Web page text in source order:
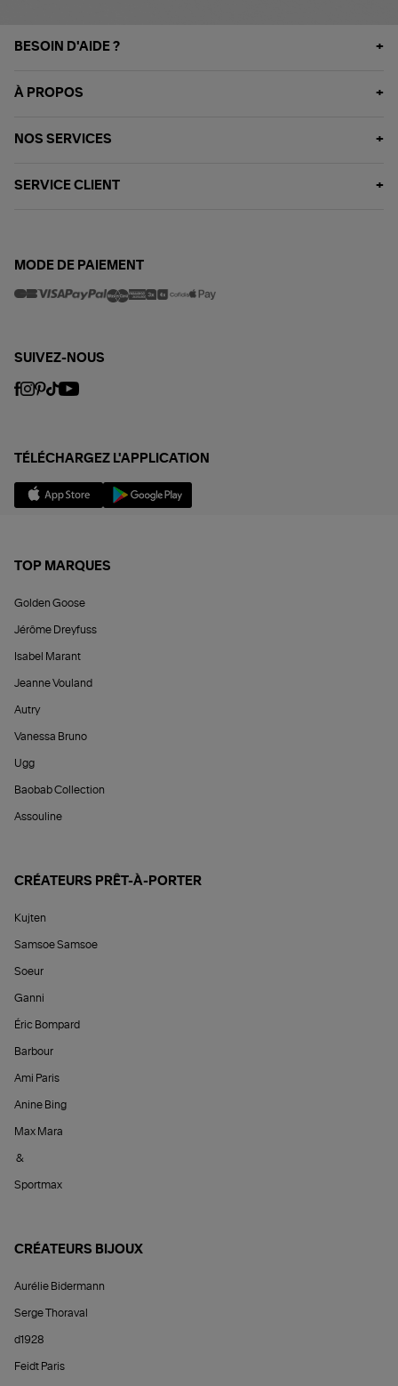
BESOIN D'AIDE ?
À PROPOS
NOS SERVICES
SERVICE CLIENT
MODE DE PAIEMENT
SUIVEZ-NOUS
TÉLÉCHARGEZ L'APPLICATION
TOP MARQUES
Golden Goose
Jérôme Dreyfuss
Isabel Marant
Jeanne Vouland
Autry
Vanessa Bruno
Ugg
Baobab Collection
Assouline
CRÉATEURS PRÊT-À-PORTER
Kujten
Samsoe Samsoe
Soeur
Ganni
Éric Bompard
Barbour
Ami Paris
Anine Bing
Max Mara
&
Sportmax
CRÉATEURS BIJOUX
Aurélie Bidermann
Serge Thoraval
d1928
Feidt Paris